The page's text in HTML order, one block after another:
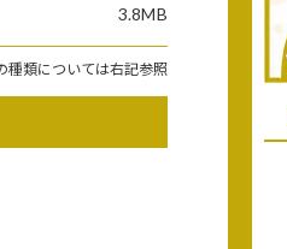
3.8MB
種類については右記参照